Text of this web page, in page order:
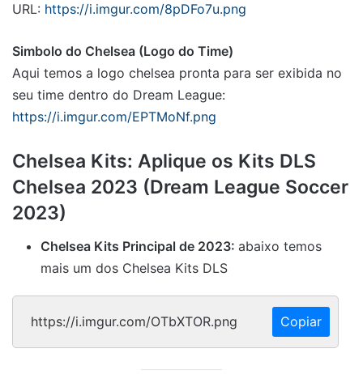
URL: https://i.imgur.com/8pDFo7u.png
Simbolo do Chelsea (Logo do Time)
Aqui temos a logo chelsea pronta para ser exibida no
seu time dentro do Dream League:
https://i.imgur.com/EPTMoNf.png
Chelsea Kits: Aplique os Kits DLS
Chelsea 2023 (Dream League Soccer
2023)
Chelsea Kits Principal de 2023: abaixo temos
mais um dos Chelsea Kits DLS
Copiar